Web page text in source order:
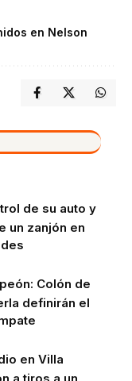
en Nelson
de su auto y
un zanjón en
Colón de
definirán el
en Villa
a tiros a un